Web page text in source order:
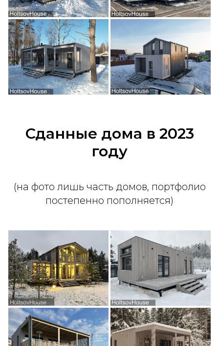
Сданные дома в 2023
году
(на фото лишь часть домов, портфолио
постепенно пополняется)